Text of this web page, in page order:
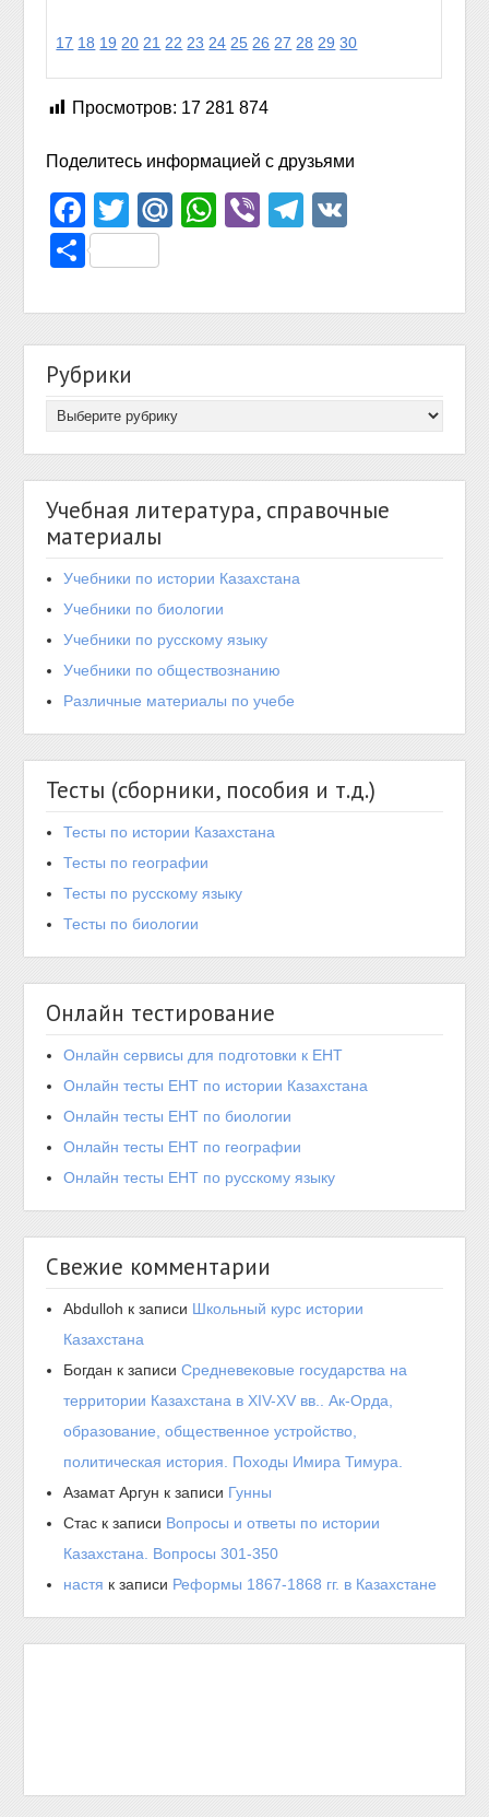
17 18 19 20 21 22 23 24 25 26 27 28 29 30
Просмотров: 17 281 874
Поделитесь информацией с друзьями
Facebook
TwitterMail.Ru
WhatsApp
ViberTelegram
Отправить
Рубрики
Учебная литература, справочные
материалы
Учебники по истории Казахстана
Учебники по биологии
Учебники по русскому языку
Учебники по обществознанию
Различные материалы по учебе
Тесты (сборники, пособия и т.д.)
Тесты по истории Казахстана
Тесты по географии
Тесты по русскому языку
Тесты по биологии
Онлайн тестирование
Онлайн сервисы для подготовки к ЕНТ
Онлайн тесты ЕНТ по истории Казахстана
Онлайн тесты ЕНТ по биологии
Онлайн тесты ЕНТ по географии
Онлайн тесты ЕНТ по русскому языку
Свежие комментарии
Abdulloh к записи Школьный курс истории
Казахстана
Богдан к записиСредневековые государства на
территории Казахстана в XIV-XV вв.. Ак-Орда,
образование, общественное устройство,
политическая история. Походы Имира Тимура.
Азамат Аргун к записи Гунны
Стас к записи Вопросы и ответы по истории
Казахстана. Вопросы 301-350
настя к записи Реформы 1867-1868 гг. в Казахстане